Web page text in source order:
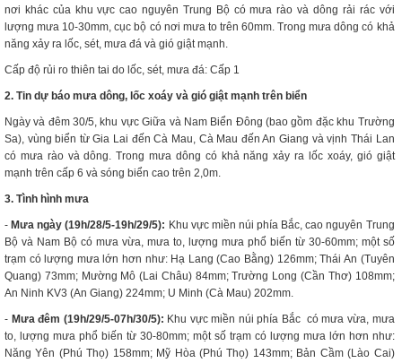
nơi khác của khu vực cao nguyên Trung Bộ có mưa rào và dông rải rác với
lượng mưa 10-30mm, cục bộ có nơi mưa to trên 60mm. Trong mưa dông có khả
năng xảy ra lốc, sét, mưa đá và gió giật mạnh.
Cấp độ rủi ro thiên tai do lốc, sét, mưa đá: Cấp 1
2. Tin dự báo mưa dông, lốc xoáy và gió giật mạnh trên biển
Ngày và đêm 30/5, khu vực Giữa và Nam Biển Đông (bao gồm đặc khu Trường
Sa), vùng biển từ Gia Lai đến Cà Mau, Cà Mau đến An Giang và vịnh Thái Lan
có mưa rào và dông. Trong mưa dông có khả năng xảy ra lốc xoáy, gió giật
mạnh trên cấp 6 và sóng biển cao trên 2,0m.
3. Tình hình mưa
- Mưa ngày (19h/28/5-19h/29/5): Khu vực miền núi phía Bắc, cao nguyên Trung
Bộ và Nam Bộ có mưa vừa, mưa to, lượng mưa phổ biến từ 30-60mm; một số
trạm có lượng mưa lớn hơn như: Hạ Lang (Cao Bằng) 126mm; Thái An (Tuyên
Quang) 73mm; Mường Mô (Lai Châu) 84mm; Trường Long (Cần Thơ) 108mm;
An Ninh KV3 (An Giang) 224mm; U Minh (Cà Mau) 202mm.
- Mưa đêm (19h/29/5-07h/30/5): Khu vực miền núi phía Bắc có mưa vừa, mưa
to, lượng mưa phổ biến từ 30-80mm; một số trạm có lượng mưa lớn hơn như:
Năng Yên (Phú Thọ) 158mm; Mỹ Hòa (Phú Thọ) 143mm; Bản Cầm (Lào Cai)